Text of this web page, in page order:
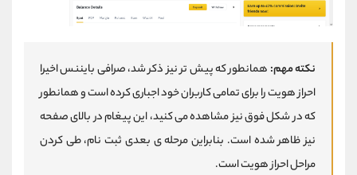
نکته مهم: همانطور که پیش تر نیز ذکر شد، صرافی بایننس اخیرا
احراز هویت را برای تمامی کاربران خود اجباری کرده است و همانطور
که در شکل فوق نیز مشاهده می کنید، این پیغام در بالای صفحه
نیز ظاهر شده است. بنابراین مرحله ی بعدی ثبت نام، طی کردن
مراحل احراز هویت است.